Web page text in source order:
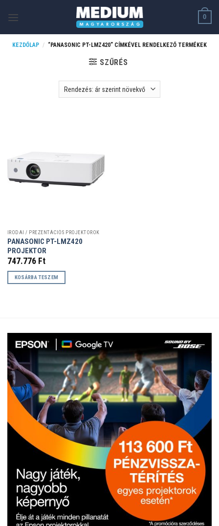
0
KEZDŐLAP / “PANASONIC PT-LMZ420” CÍMKÉVEL RENDELKEZŐ TERMÉKEK
SZŰRÉS
IRODAI / PREZENTÁCIÓS PROJEKTOROK
PANASONIC PT-LMZ420
PROJEKTOR
747.776 Ft
KOSÁRBA TESZEM